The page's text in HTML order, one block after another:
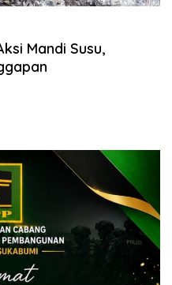
Mandi Susu,